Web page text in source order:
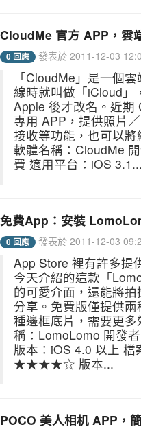
CloudMe 官方 APP，雲
0 回應 發表於 2011-12-03
「CloudMe」是一個
線時就叫做「iCloud」
Apple 後才改名。近期
專用 APP，提供照片
接收等功能，也可以將
軟體名稱：CloudMe
費 適用平台：iOS
免費App：安裝
0 回應 發表於 2011-12-03
App Store 裡有許多提
今天介紹的這款「
的可愛介面，還能將
分享。免費版僅提供
種邊框底片，需要更
稱：LomoLomo 開發
版本：iOS 4.0 以上 檔
★★★★☆ 版本...
POCO 美人相机 APP，